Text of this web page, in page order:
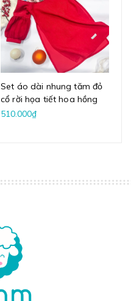
Set áo dài nhung tăm đỏ
cổ rời họa tiết hoa hồng
vintage kèm chân váy
510.000₫